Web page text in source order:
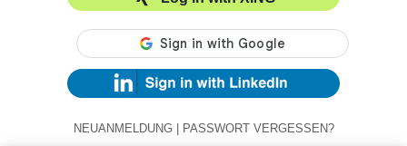
NEUANMELDUNG | PASSWORT VERGESSEN?